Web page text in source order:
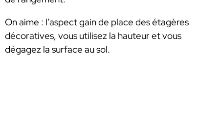
On aime : l’aspect gain de place des étagères
décoratives, vous utilisez la hauteur et vous
dégagez la surface au sol.